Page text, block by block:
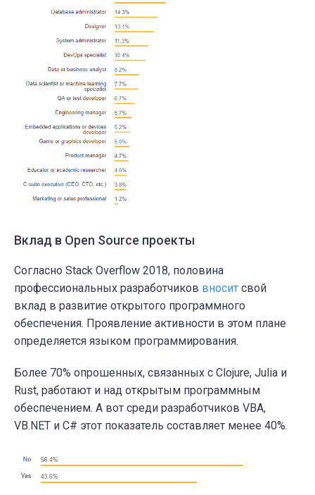
Вклад в Open Source проекты
Согласно Stack Overflow 2018, половина
профессиональных разработчиков вносит свой
вклад в развитие открытого программного
обеспечения. Проявление активности в этом плане
определяется языком программирования.
Более 70% опрошенных, связанных с Clojure, Julia и
Rust, работают и над открытым программным
обеспечением. А вот среди разработчиков VBA,
VB.NET и C# этот показатель составляет менее 40%.